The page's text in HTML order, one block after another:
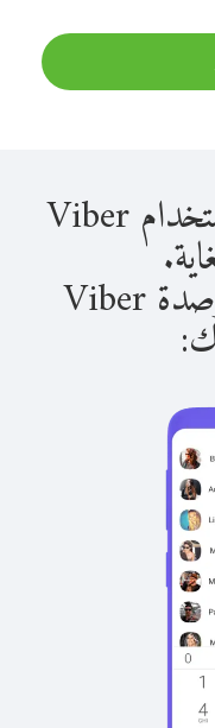
الاتصال على إيران باستخدام Viber
بمجرد حصولك على أرصدة Viber